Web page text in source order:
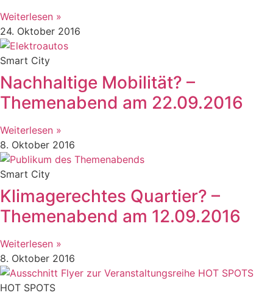
Weiterlesen »
24. Oktober 2016
Smart City
Nachhaltige Mobilität? –
Themenabend am 22.09.2016
Weiterlesen »
8. Oktober 2016
Smart City
Klimagerechtes Quartier? –
Themenabend am 12.09.2016
Weiterlesen »
8. Oktober 2016
HOT SPOTS